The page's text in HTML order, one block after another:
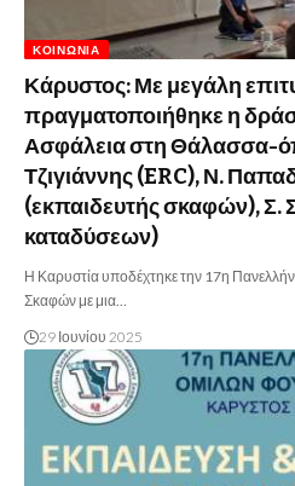
ΚΟΙΝΩΝΊΑ
Κάρυστος: Με μεγάλη
πραγματοποιήθηκε η
Ασφάλεια στη Θάλασσα-
Τζιγιάννης (ERC), Ν.
(εκπαιδευτής σκαφών), Σ.
καταδύσεων)
Η Καρυστία υποδέχτηκε την 17η
Σκαφών με μια…
29 Ιουνίου 2025